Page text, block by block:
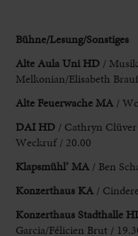
Bühne/Lesung/Sonstiges
AlteAula Uni HD /
Melkonian/Elisabeth
Alte Feuerwache MA /
DAI HD / Cathryn
Weckruf / 20.00
Klapsmühl’ MA / Ben
Konzerthaus KA /
Konzerthaus Stadthalle
Garcia/Félicien Brut /